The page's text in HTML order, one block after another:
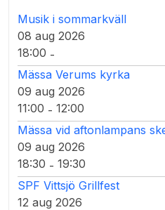
Musik i sommarkväll
08 aug 2026
18:00 -
Mässa Verums kyrka
09 aug 2026
11:00 - 12:00
Mässa vid aftonlampans
09 aug 2026
18:30 - 19:30
SPF Vittsjö Grillfest
12 aug 2026